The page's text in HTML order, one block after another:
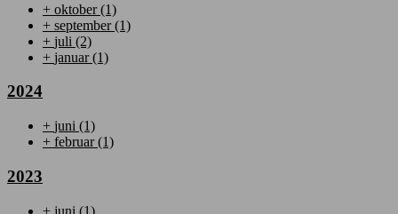
+ oktober(1)
+ september(1)
+ juli (2)
+ januar(1)
2024
+ juni (1)
+ februar(1)
2023
+ juni (1)